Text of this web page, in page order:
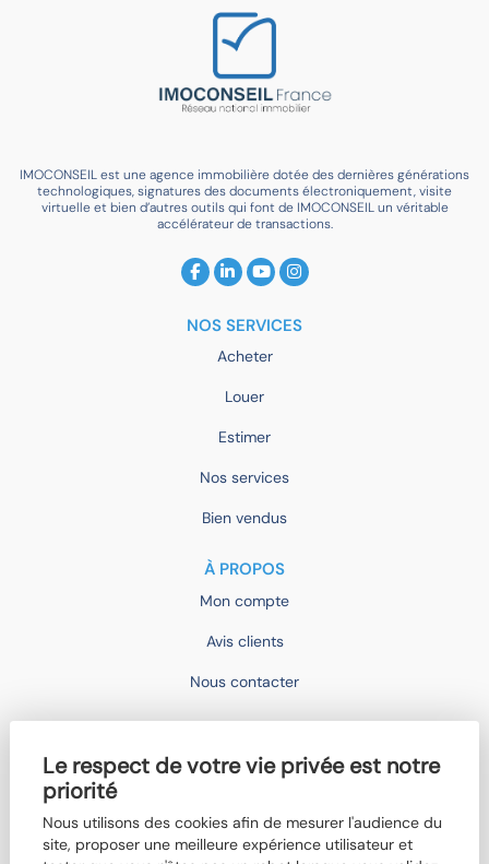
Le respect de votre vie privée est notre
priorité
Nous utilisons des cookies afin de mesurer l'audience du
site, proposer une meilleure expérience utilisateur et
IMOCONSEIL est une agence immobilière dotée des dernières générations
technologiques, signatures des documents électroniquement, visite
virtuelle et bien d’autres outils qui font de IMOCONSEIL un véritable
accélérateur de transactions.
NOS SERVICES
Acheter
Louer
Estimer
Nos services
Bien vendus
À PROPOS
Mon compte
Avis clients
Nous contacter
Devenir mandataire
Qui sommes-nous ?